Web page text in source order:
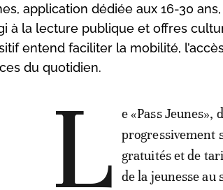
application dédiée aux 16-30
à la lecture publique et offres
entend faciliter la mobilité,
du quotidien.
L
e «Pass
progressivement
gratuités et de
de la jeunesse au